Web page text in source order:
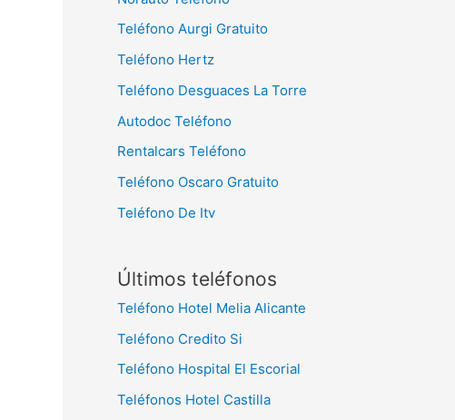
Teléfono Aurgi Gratuito
Teléfono Hertz
Teléfono Desguaces La Torre
Autodoc Teléfono
Rentalcars Teléfono
Teléfono Oscaro Gratuito
Teléfono De Itv
Últimos teléfonos
Teléfono Hotel Melia Alicante
Teléfono Credito Si
Teléfono Hospital El Escorial
Teléfonos Hotel Castilla